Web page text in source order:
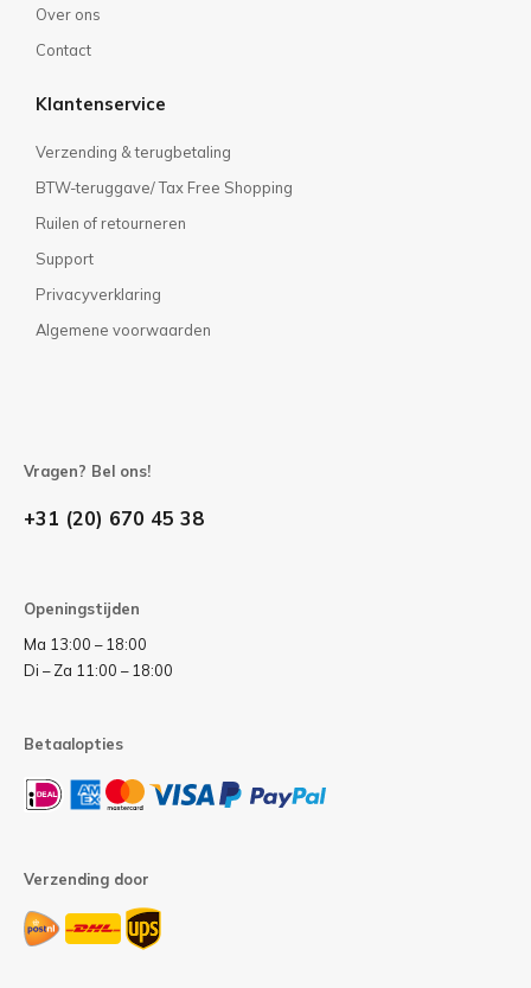
Over ons
Contact
Klantenservice
Verzending & terugbetaling
BTW-teruggave/ Tax Free Shopping
Ruilen of retourneren
Support
Privacyverklaring
Algemene voorwaarden
Vragen? Bel ons!
+31 (20) 670 45 38
Openingstijden
Ma 13:00 – 18:00
Di – Za 11:00 – 18:00
Betaalopties
Verzending door